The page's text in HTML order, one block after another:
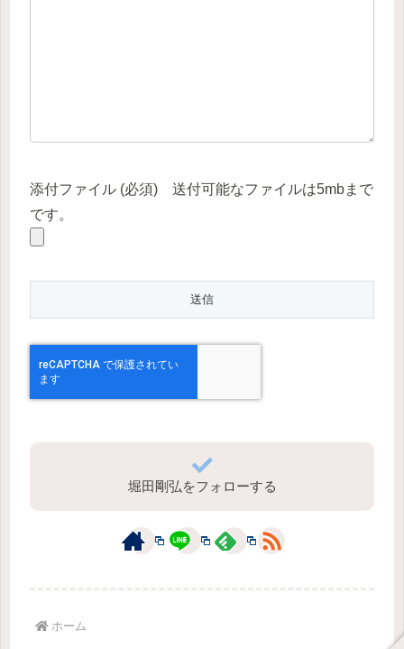
添付ファイル (必須) 送付可能なファイルは5mbまで
です。
堀田剛弘をフォローする
ホーム